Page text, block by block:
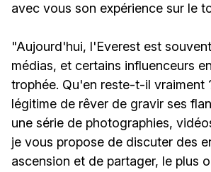
avec vous son expérience sur le
"Aujourd'hui, l'Everest est
médias, et certains influenceurs
trophée. ​Qu'en reste-t-il vraiment
légitime de rêver de gravir ses
une série de photographies,
je vous propose de discuter des
ascension et de partager, le plus